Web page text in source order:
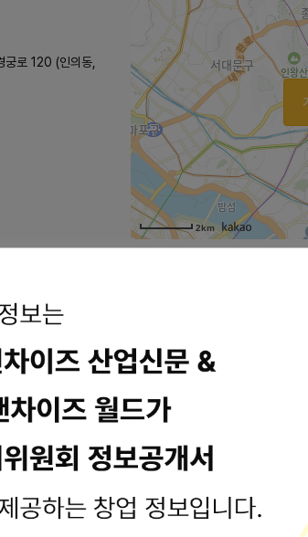
궁로 120 (인의동,
2km
출처 -KFC홈페이지 치킨하면, 켄터키후라이드
데요! 치킨 할인 품목부터... 평소KFC치킨을 좋아